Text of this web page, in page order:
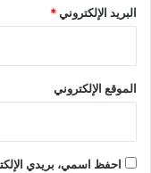
البريد الإلكتروني*
الموقع الإلكتروني
احفظ اسمي، بريدي